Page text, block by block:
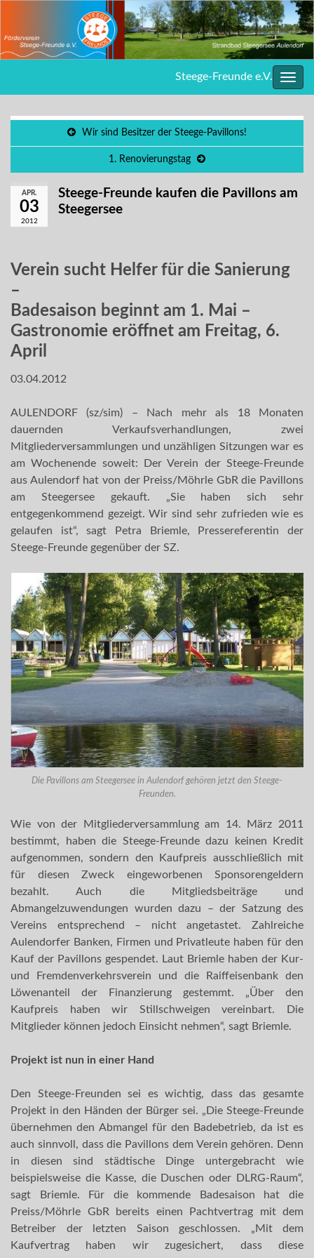
Steege-Freunde e.V.
Wir sind Besitzer der Steege-Pavillons!
1. Renovierungstag
APR.
03
2012
Steege-Freunde kaufen die Pavillons am
Steegersee
Verein sucht Helfer für die Sanierung
–
Badesaison beginnt am 1. Mai –
Gastronomie eröffnet am Freitag, 6.
April
03.04.2012
AULENDORF (sz/sim) – Nach mehr als 18 Monaten
dauernden Verkaufsverhandlungen, zwei
Mitgliederversammlungen und unzähligen Sitzungen war es
am Wochenende soweit: Der Verein der Steege-Freunde
aus Aulendorf hat von der Preiss/Möhrle GbR die Pavillons
am Steegersee gekauft. „Sie haben sich sehr
entgegenkommend gezeigt. Wir sind sehr zufrieden wie es
gelaufen ist“, sagt Petra Briemle, Pressereferentin der
Steege-Freunde gegenüber der SZ.
Die Pavillons am Steegersee in Aulendorf gehören jetzt den Steege-
Freunden.
Wie von der Mitgliederversammlung am 14. März 2011
bestimmt, haben die Steege-Freunde dazu keinen Kredit
aufgenommen, sondern den Kaufpreis ausschließlich mit
für diesen Zweck eingeworbenen Sponsorengeldern
bezahlt. Auch die Mitgliedsbeiträge und
Abmangelzuwendungen wurden dazu – der Satzung des
Vereins entsprechend – nicht angetastet. Zahlreiche
Aulendorfer Banken, Firmen und Privatleute haben für den
Kauf der Pavillons gespendet. Laut Briemle haben der Kur-
und Fremdenverkehrsverein und die Raiffeisenbank den
Löwenanteil der Finanzierung gestemmt. „Über den
Kaufpreis haben wir Stillschweigen vereinbart. Die
Mitglieder können jedoch Einsicht nehmen“, sagt Briemle.
Projekt ist nun in einer Hand
Den Steege-Freunden sei es wichtig, dass das gesamte
Projekt in den Händen der Bürger sei. „Die Steege-Freunde
übernehmen den Abmangel für den Badebetrieb, da ist es
auch sinnvoll, dass die Pavillons dem Verein gehören. Denn
in diesen sind städtische Dinge untergebracht wie
beispielsweise die Kasse, die Duschen oder DLRG-Raum“,
sagt Briemle. Für die kommende Badesaison hat die
Preiss/Möhrle GbR bereits einen Pachtvertrag mit dem
Betreiber der letzten Saison geschlossen. „Mit dem
Kaufvertrag haben wir zugesichert, dass diese